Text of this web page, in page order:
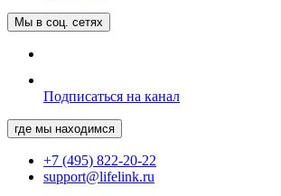
Мы в соц. сетях
Подписаться на канал
где мы находимся
+7 (495) 822-20-22
support@lifelink.ru